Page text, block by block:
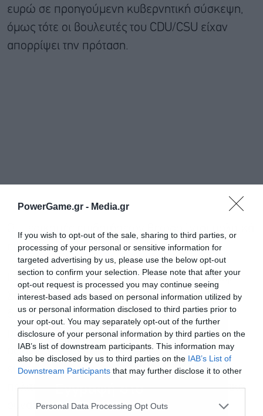
PowerGame.gr - Media.gr
If you wish to opt-out of the sale, sharing to third parties, or
processing of your personal or sensitive information for
targeted advertising by us, please use the below opt-out
section to confirm your selection. Please note that after your
opt-out request is processed you may continue seeing
interest-based ads based on personal information utilized by
us or personal information disclosed to third parties prior to
your opt-out. You may separately opt-out of the further
disclosure of your personal information by third parties on the
IAB’s list of downstream participants. This information may
also be disclosed by us to third parties on the IAB’s List of
Downstream Participants that may further disclose it to other
Personal Data Processing Opt Outs
ευρώ σε προηγούμενη κυβερνητική σύσκεψη,
όμως τότε οι βουλευτές του CDU/CSU είχαν
απορρίψει την πρόταση.
επικίνδυνες στη Γερμανία.
Η κυβέρνηση του πρώην καγκελάριου Όλαφ
Σολτς είχε αντιμετωπίσει πανεθνικές
διαμαρτυρίες αγροτών όταν προσπάθησε να
μειώσει τις επιδοτήσεις αγροτικού πετρελαίου
αξίας μερικών εκατοντάδων εκατομμυρίων
ευρώ — αντίδραση που προκάλεσε μόνιμη
πολιτική ζημιά στον προηγούμενο κυβερνητικό
συνασπισμό. Η σημερινή κυβέρνηση τελικά
Εγγραφή στο
newsletter